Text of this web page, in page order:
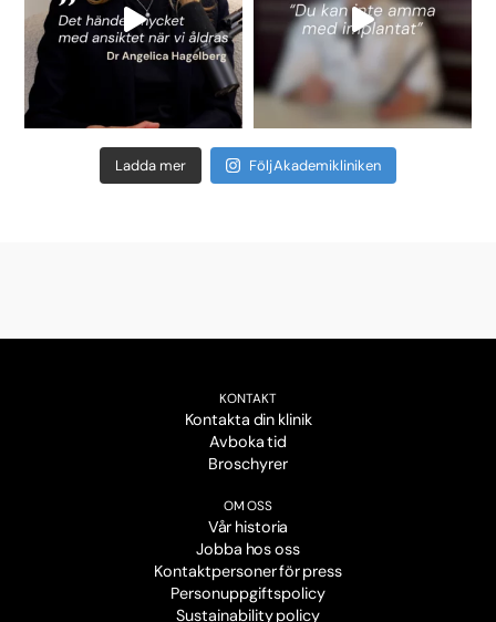
Ladda mer Följ Akademikliniken
KONTAKT
Kontakta din klinik
Avboka tid
Broschyrer
OM OSS
Vår historia
Jobba hos oss
Kontaktpersoner för press
Personuppgiftspolicy
Sustainability policy